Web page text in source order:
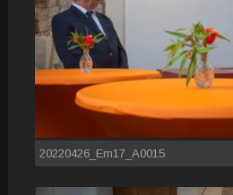
20220426_Em17_A0015